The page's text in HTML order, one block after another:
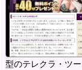
型のテレクラ・ツ